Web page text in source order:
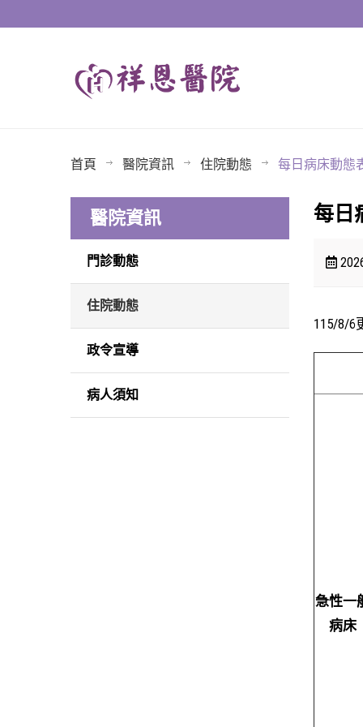
首頁 醫院資訊 住院動態 每日病床動態
每日
115/8/6
急性一
病床
醫院資訊
門診動態
住院動態
政令宣導
病人須知